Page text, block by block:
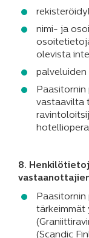
nimi- ja
olevista
vastaavilta
8.
tärkeimmät
(Scandic